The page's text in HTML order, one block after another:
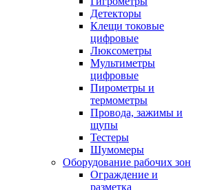
Детекторы
Клещи токовые
цифровые
Люксометры
Мультиметры
цифровые
Пирометры и
термометры
Провода, зажимы и
щупы
Тестеры
Шумомеры
Оборудование рабочих зон
Ограждение и
разметка